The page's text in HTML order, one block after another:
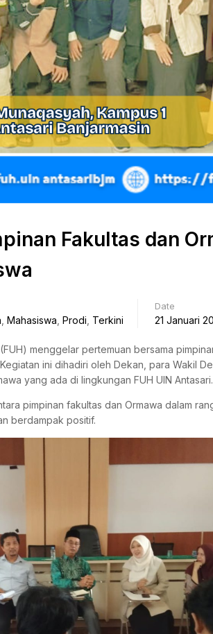
Fakultas dan
Mahasiswa Prodi Terkini
Date
21 Januari
menggelar pertemuan bersama
ini dihadiri oleh Dekan, para Wakil
yang ada di lingkungan FUH UIN Antasari.
pimpinan fakultas dan Ormawa dalam
berdampak positif.